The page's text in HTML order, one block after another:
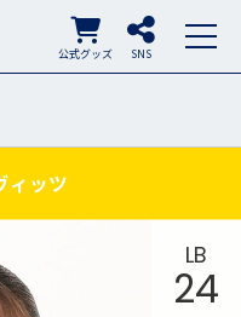
SNS
公式グッズ
ィッツ
LB
24